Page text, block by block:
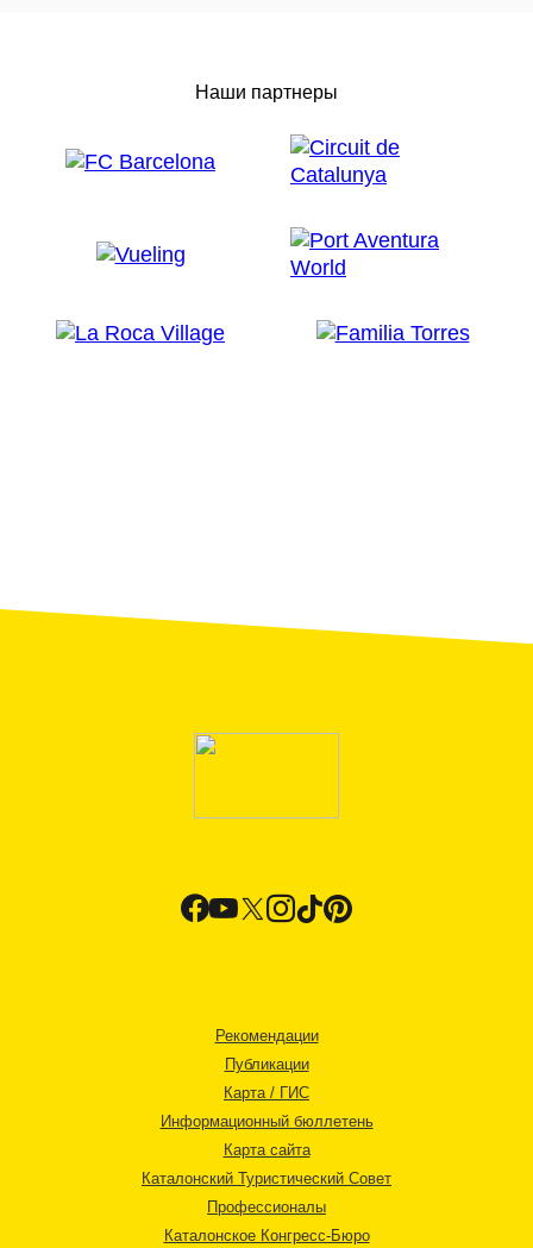
Наши партнеры
Рекомендации
Публикации
Карта / ГИС
Информационный бюллетень
Карта сайта
Каталонский Туристический Совет
Профессионалы
Каталонское Конгресс-Бюро